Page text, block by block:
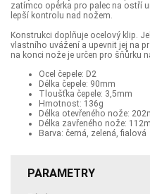
zatímco opěrka pro palec na ostří
lepší kontrolu nad nožem.
Konstrukci doplňuje ocelový klip.
vlastního uvážení a upevnit jej na
na konci nože je určen pro šňůrku
Ocel čepele: D2
Délka čepele: 90mm
Tloušťka čepele: 3,5mm
Hmotnost: 136g
Délka otevřeného nože:
Délka zavřeného nože:
Barva: černá, zelená, fialová
PARAMETRY